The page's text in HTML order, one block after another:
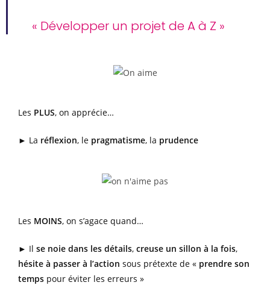
« Développer un projet de A à Z »
Les PLUS, on apprécie…
► La réflexion, le pragmatisme, la prudence
Les MOINS, on s’agace quand…
► Il se noie dans les détails, creuse un sillon à la fois,
hésite à passer à l’action sous prétexte de « prendre son
temps pour éviter les erreurs »